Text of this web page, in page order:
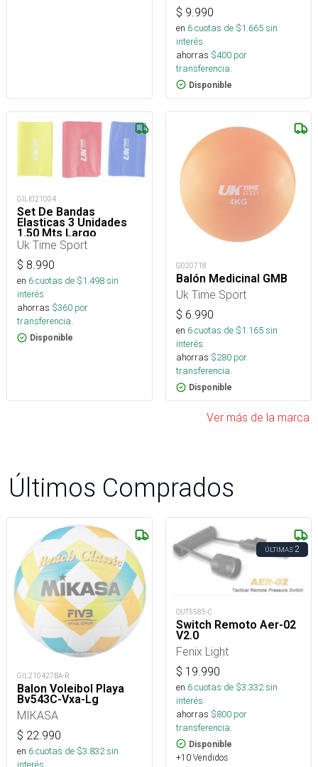
$ 9.990
en 6cuotas de $1.665sin
interés
ahorras $400 por
transferencia.
Disponible
GILI021004
Set De Bandas
Elasticas 3 Unidades
1.50 Mts Largo
Uk Time Sport
$ 8.990
en 6cuotas de $1.498sin
interés
ahorras $360 por
transferencia.
Disponible
G020718
Balón Medicinal GMB
Uk Time Sport
$ 6.990
en 6cuotas de $1.165sin
interés
ahorras $280 por
transferencia.
Disponible
Ver más de la marca
Últimos Comprados
GIL210427BA-R
Balon Voleibol Playa
Bv543C-Vxa-Lg
MIKASA
$ 22.990
en 6cuotas de $3.832sin
ÚLTIMAS2
OUT5585-C
Switch Remoto Aer-02
V2.0
Fenix Light
$ 19.990
en 6cuotas de $3.332sin
interés
ahorras $800 por
transferencia.
Disponible
+10 Vendidos